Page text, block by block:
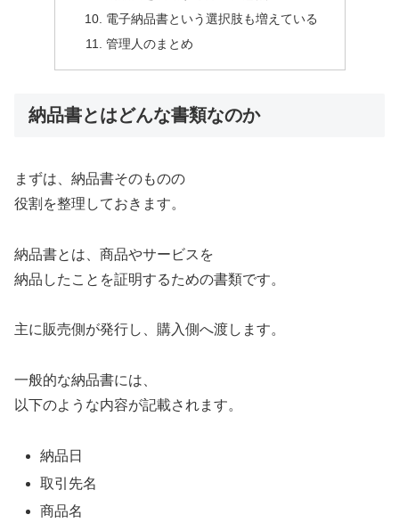
電子納品書という選択肢も増えている
管理人のまとめ
納品書とはどんな書類なのか
まずは、納品書そのものの
役割を整理しておきます。
納品書とは、商品やサービスを
納品したことを証明するための書類です。
主に販売側が発行し、購入側へ渡します。
一般的な納品書には、
以下のような内容が記載されます。
納品日
取引先名
商品名